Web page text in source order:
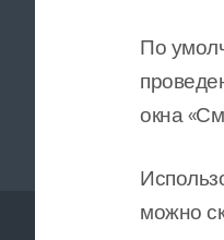
По
окна
можно